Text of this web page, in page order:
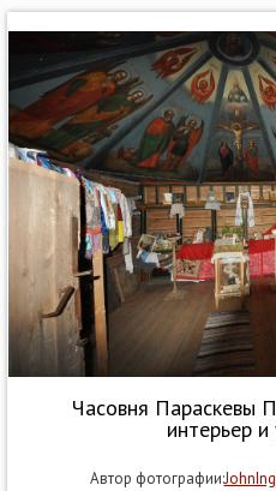
Часовня Параскевы
интерьер и
Автор фотографии: